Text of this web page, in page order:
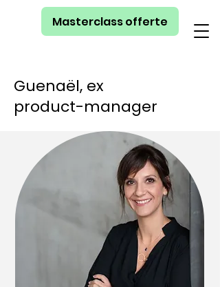
Masterclass offerte
Guenaël, ex
product-manager